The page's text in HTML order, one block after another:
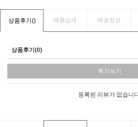
상품후기() 제품상세 배송정보
상품후기(0)
후기쓰기
등록된 리뷰가 없습니